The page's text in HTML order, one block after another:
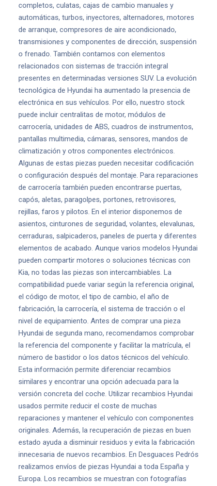
completos, culatas, cajas de cambio manuales y
automáticas, turbos, inyectores, alternadores, motores
de arranque, compresores de aire acondicionado,
transmisiones y componentes de dirección, suspensión
o frenado. También contamos con elementos
relacionados con sistemas de tracción integral
presentes en determinadas versiones SUV. La evolución
tecnológica de Hyundai ha aumentado la presencia de
electrónica en sus vehículos. Por ello, nuestro stock
puede incluir centralitas de motor, módulos de
carrocería, unidades de ABS, cuadros de instrumentos,
pantallas multimedia, cámaras, sensores, mandos de
climatización y otros componentes electrónicos.
Algunas de estas piezas pueden necesitar codificación
o configuración después del montaje. Para reparaciones
de carrocería también pueden encontrarse puertas,
capós, aletas, paragolpes, portones, retrovisores,
rejillas, faros y pilotos. En el interior disponemos de
asientos, cinturones de seguridad, volantes, elevalunas,
cerraduras, salpicaderos, paneles de puerta y diferentes
elementos de acabado. Aunque varios modelos Hyundai
pueden compartir motores o soluciones técnicas con
Kia, no todas las piezas son intercambiables. La
compatibilidad puede variar según la referencia original,
el código de motor, el tipo de cambio, el año de
fabricación, la carrocería, el sistema de tracción o el
nivel de equipamiento. Antes de comprar una pieza
Hyundai de segunda mano, recomendamos comprobar
la referencia del componente y facilitar la matrícula, el
número de bastidor o los datos técnicos del vehículo.
Esta información permite diferenciar recambios
similares y encontrar una opción adecuada para la
versión concreta del coche. Utilizar recambios Hyundai
usados permite reducir el coste de muchas
reparaciones y mantener el vehículo con componentes
originales. Además, la recuperación de piezas en buen
estado ayuda a disminuir residuos y evita la fabricación
innecesaria de nuevos recambios. En Desguaces Pedrós
realizamos envíos de piezas Hyundai a toda España y
Europa. Los recambios se muestran con fotografías